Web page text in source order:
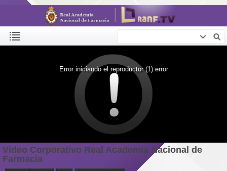
Error iniciando el reproductor (1) error
Video Corporativo Real Academia Nacional de
Farmacia